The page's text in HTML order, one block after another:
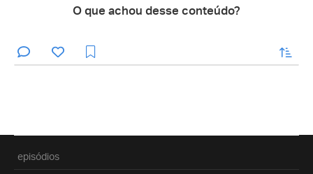
O que achou desse conteúdo?
enviar
episódios